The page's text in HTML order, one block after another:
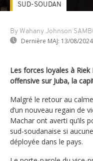
By Wahany Johnson
Dernière MAJ: 13/08/2024
SUD-SOUDAN
Les forces loyales à
offensive sur Juba, la
Malgré le retour au
d’un nouveau regain de
Machar ont averti qu’ils
sud-soudanaise si
déployée dans le pays.